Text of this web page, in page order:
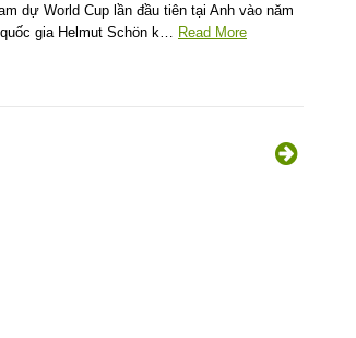
dự World Cup lần đầu tiên tại Anh vào năm
gia Helmut Schön k…
Read More